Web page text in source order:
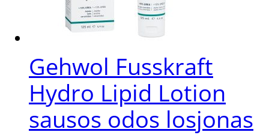
Gehwol Fusskraft
Hydro Lipid Lotion
sausos odos losjonas